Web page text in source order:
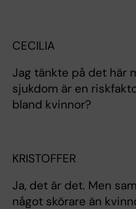
CECILIA
Jag tänkte på det här
sjukdom är en
bland kvinnor?
KRISTOFFER
Ja, det är det. Men
något skörare än